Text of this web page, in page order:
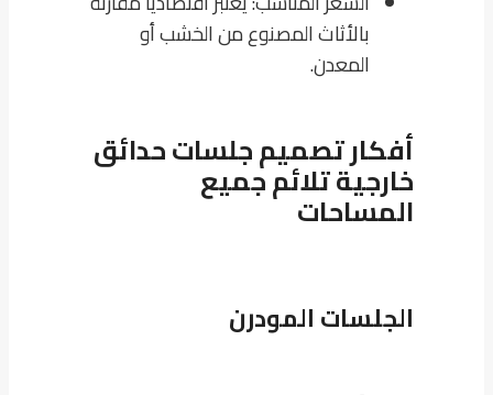
بالأثاث المصنوع من الخشب أو
المعدن.
أفكار تصميم جلسات حدائق
خارجية تلائم جميع
المساحات
الجلسات المودرن